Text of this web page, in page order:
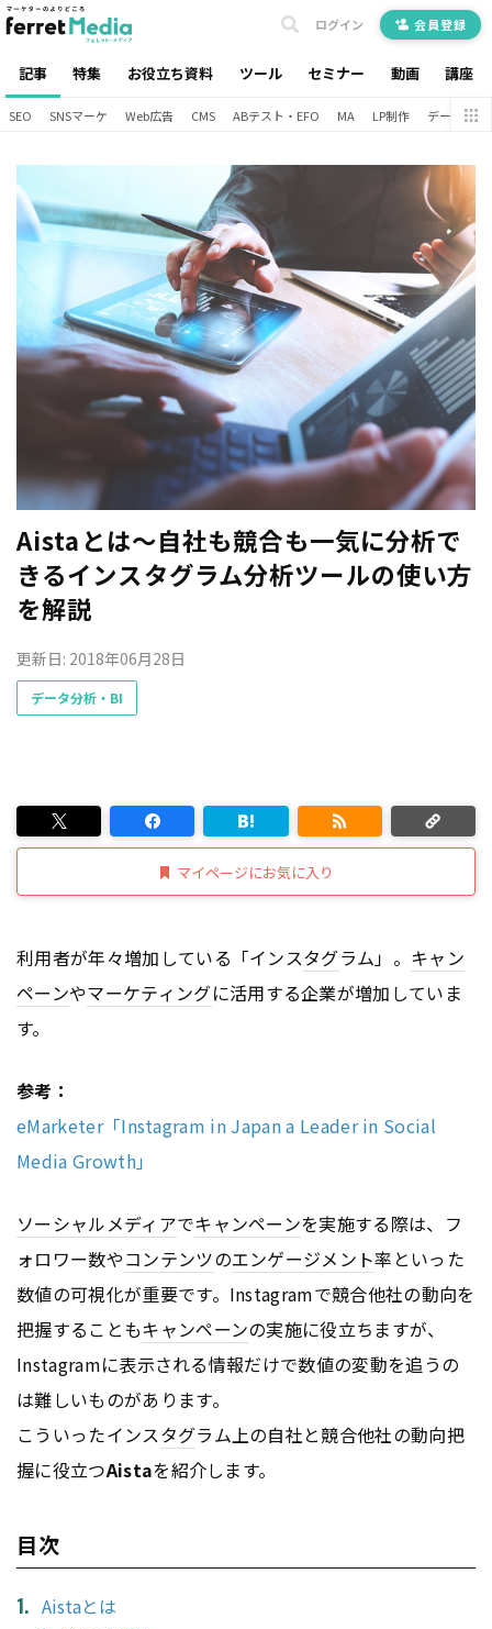
記事 特集 お役立ち資料 ツール セミナー 動画 講座
ログイン 会員登録
SEO SNSマーケ Web広告 CMS ABテスト・EFO MA LP制作 データ分析
Aistaとは〜自社も競合も一気に分析で
きるインスタグラム分析ツールの使い方
を解説
更新日: 2018年06月28日
データ分析・BI
マイページにお気に入り
利用者が年々増加している「インスタグラム」。 キャン
ペーンやマーケティングに活用する企業が増加していま
す。
参考：
eMarketer「Instagram in Japan a Leader in Social
Media Growth」
ソーシャルメディアでキャンペーンを実施する際は、フ
ォロワー数やコンテンツのエンゲージメント率といった
数値の可視化が重要です。Instagramで競合他社の動向を
把握することもキャンペーンの実施に役立ちますが、
Instagramに表示される情報だけで数値の変動を追うの
は難しいものがあります。
こういったインスタグラム上の自社と競合他社の動向把
握に役立つAistaを紹介します。
目次
Aistaとは